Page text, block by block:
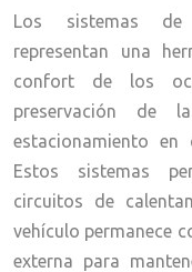
Los sistemas de
representan una
confort de los
preservación de
estacionamiento en
Estos sistemas
circuitos de
vehículo permanece
externa para